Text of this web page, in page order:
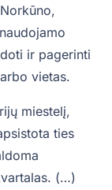
ir pagerinti
vietas.
miestelį,
ties
(…)